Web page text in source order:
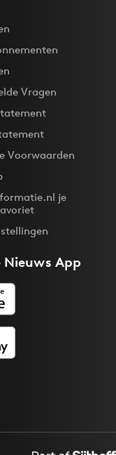
Vragen
Voorwaarden
je
App